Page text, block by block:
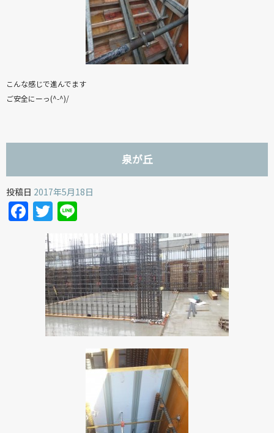
こんな感じで進んでます
ご安全にーっ(^-^)/
泉が丘
投稿日 2017年5月18日
Facebook
Twitter